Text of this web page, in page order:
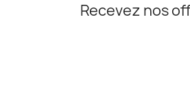
Recevez nos